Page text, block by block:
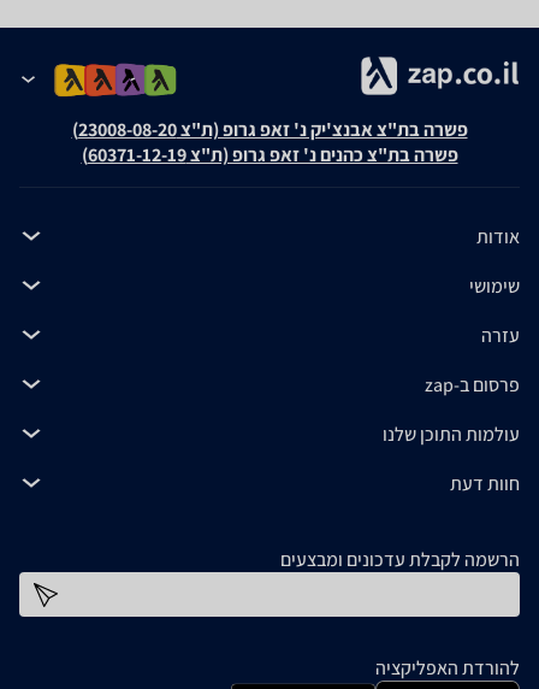
פשרה בת"צ אבנצ'יק נ' זאפ גרופ (ת"צ 23008-08-20)
פשרה בת"צ כהנים נ' זאפ גרופ (ת"צ 60371-12-19)
אודות
שימושי
עזרה
פרסום ב-zap
עולמות התוכן שלנו
חוות דעת
הרשמה לקבלת עדכונים ומבצעים
להורדת האפליקציה